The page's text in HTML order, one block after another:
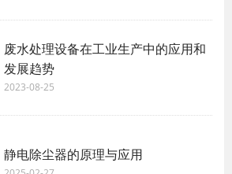
废水处理设备在工业生产中的应用和
发展趋势
2023-08-25
静电除尘器的原理与应用